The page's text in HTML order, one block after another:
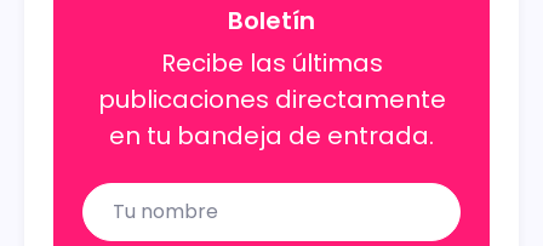
Boletín
Recibe las últimas
publicaciones directamente
en tu bandeja de entrada.
Name
Email